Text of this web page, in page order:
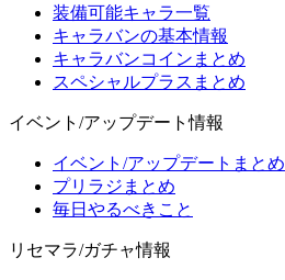
装備可能キャラ一覧
キャラバンの基本情報
キャラバンコインまとめ
スペシャルプラスまとめ
イベント/アップデート情報
イベント/アップデートまとめ
プリラジまとめ
毎日やるべきこと
リセマラ/ガチャ情報